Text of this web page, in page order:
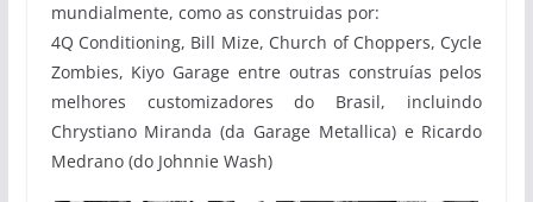
mundialmente, como as construidas por:
4Q Conditioning, Bill Mize, Church of Choppers, Cycle
Zombies, Kiyo Garage entre outras construías pelos
melhores customizadores do Brasil, incluindo
Chrystiano Miranda (da Garage Metallica) e Ricardo
Medrano (do Johnnie Wash)